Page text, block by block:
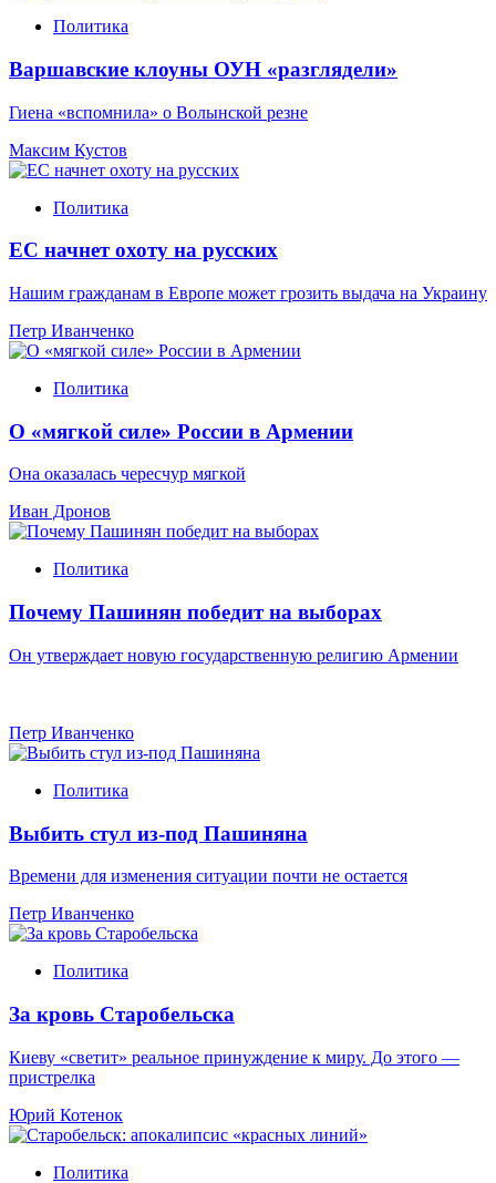
Политика
Варшавские клоуны ОУН «разглядели»
Гиена «вспомнила» о Волынской резне
Максим Кустов
Политика
ЕС начнет охоту на русских
Нашим гражданам в Европе может грозить выдача на Украину
Петр Иванченко
Политика
О «мягкой силе» России в Армении
Она оказалась чересчур мягкой
Иван Дронов
Политика
Почему Пашинян победит на выборах
Он утверждает новую государственную религию Армении
Петр Иванченко
Политика
Выбить стул из-под Пашиняна
Времени для изменения ситуации почти не остается
Петр Иванченко
Политика
За кровь Старобельска
Киеву «светит» реальное принуждение к миру. До этого —
пристрелка
Юрий Котенок
Политика